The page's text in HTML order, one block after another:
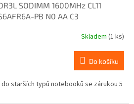
SODIMM 1600MHz CL11
PB N0 AA C3
Skladem (1 ks)
Do košíku
starších typů notebooků se zárukou 5